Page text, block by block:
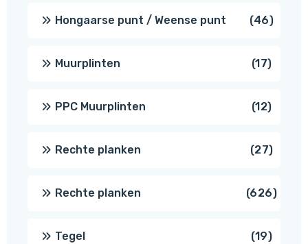
Hongaarse punt / Weense punt 4646
Muurplinten 1717
PPC Muurplinten 1212
Rechte planken 2727
Rechte planken 626626
Tegel 1919